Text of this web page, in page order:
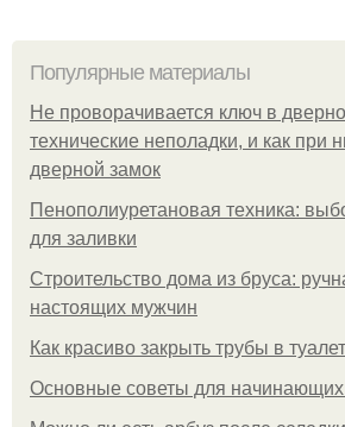
Популярные материалы
Не проворачивается ключ в
технические неполадки, и как при
дверной замок
Пенополиуретановая техника:
для заливки
Строительство дома из бруса:
настоящих мужчин
Как красиво закрыть трубы в
Основные советы для начинающих